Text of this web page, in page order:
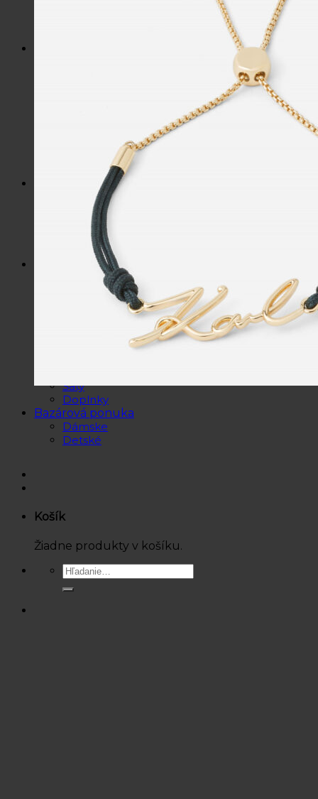
Hrnčeky a poháre s potlačou
Nohavice a tepláky
Pánska obuv
Spodné prádlo
Pánske doplnky
Detská móda
0 – 3 roky
4-7 rokov
8-13 rokov
14-18 rokov
Detské doplnky
Dámska móda na každý deň
Saká / Kabáty
Košele / Blúzky
Mikiny / Svetre
Nohavice / Tepláky
Sukne / Kraťasy
Šaty
Doplnky
Bazárová ponuka
Dámske
Detské
Košík
Žiadne produkty v košíku.
Hľadať: